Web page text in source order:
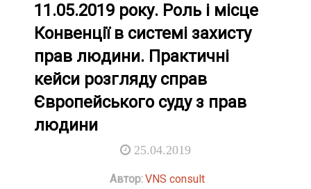
11.05.2019 року. Роль і місце
Конвенції в системі захисту
прав людини. Практичні
кейси розгляду справ
Європейського суду з прав
людини
25.04.2019
Автор:VNS consult